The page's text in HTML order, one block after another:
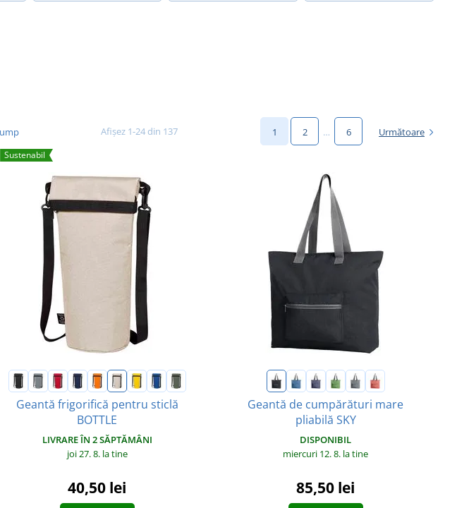
Afișez 1-24 din 137 1 2 … 6 Următoare
Sustenabil
Geantă frigorifică pentru sticlă
BOTTLE
LIVRARE ÎN 2 SĂPTĂMÂNI
joi 27. 8. la tine
40,50 lei
Geantă de cumpărături mare
pliabilă SKY
DISPONIBIL
miercuri 12. 8. la tine
85,50 lei